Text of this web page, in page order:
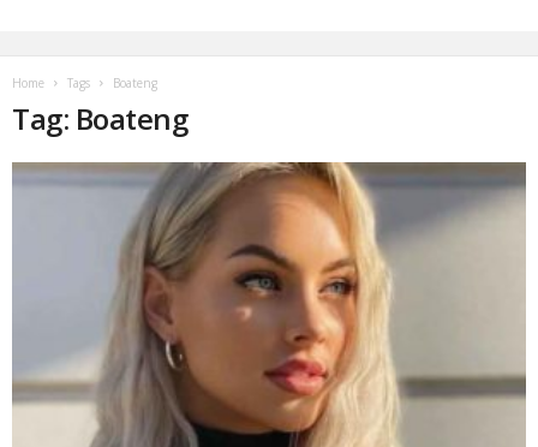
Home Tags Boateng
Tag: Boateng